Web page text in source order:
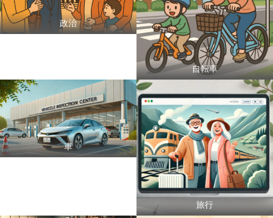
政治
自転車
車
旅行